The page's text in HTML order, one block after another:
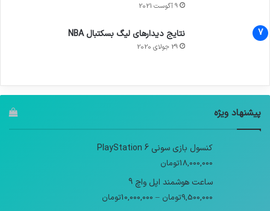
9 آگوست 2021
نتایج دیدار‌های لیگ بسکتبال NBA
29 جولای 2020
پیشنهاد ویژه
کنسول بازی سونی PlayStation 6
18,000,000تومان
ساعت هوشمند اپل واچ 9
9,500,000تومان –
10,000,000تومان